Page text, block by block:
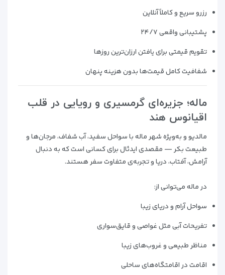
رزرو سریع و کاملاً آنلاین
پشتیبانی واقعی ۲۴/۷
تقویم قیمتی برای یافتن ارزان‌ترین روزها
شفافیت کامل قیمت‌ها بدون هزینه پنهان
ماله؛ جزیره‌ای گرمسیری و رویایی در قلب
اقیانوس هند
مالدیو و به‌ویژه شهر ماله با سواحل سفید، آب شفاف، مرجان‌ها و
طبیعت بکر — مقصدی ایدئال برای کسانی است که به دنبال
آرامش، آفتاب، دریا و تجربه‌ی متفاوت سفر هستند.
در ماله می‌توانی از:
سواحل آرام و دریای زیبا
تفریحات آبی مثل غواصی و قایق‌سواری
مناظر طبیعی و غروب‌‌های زیبا
اقامت در اقامتگاه‌های ساحلی